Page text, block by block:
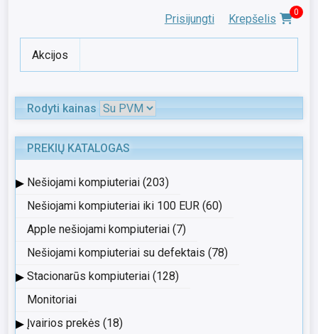
Prisijungti Krepšelis 0
Akcijos
Rodyti kainas
PREKIŲ KATALOGAS
▸ Nešiojami kompiuteriai (203)
Nešiojami kompiuteriai iki 100 EUR (60)
Apple nešiojami kompiuteriai (7)
Nešiojami kompiuteriai su defektais (78)
▸ Stacionarūs kompiuteriai (128)
Monitoriai
▸ Įvairios prekės (18)